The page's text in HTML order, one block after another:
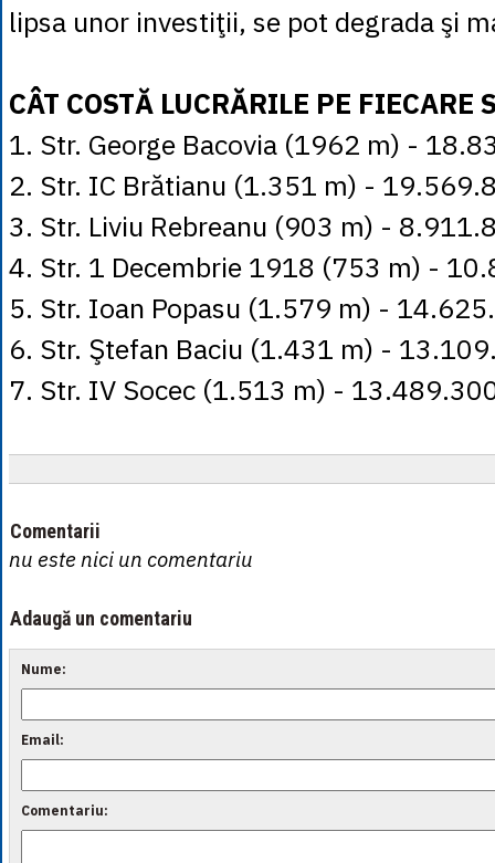
lipsa unor investiţii, se pot degrada şi
CÂT COSTĂ LUCRĂRILE PE FIECARE
1. Str. George Bacovia (1962 m) -
2. Str. IC Brătianu (1.351 m) -
3. Str. Liviu Rebreanu (903 m) -
4. Str. 1 Decembrie 1918 (753 m) -
5. Str. Ioan Popasu (1.579 m) -
6. Str. Ştefan Baciu (1.431 m) -
7. Str. IV Socec (1.513 m) -
Comentarii
nu este nici un comentariu
Adaugă un comentariu
Nume:
Email:
Comentariu: